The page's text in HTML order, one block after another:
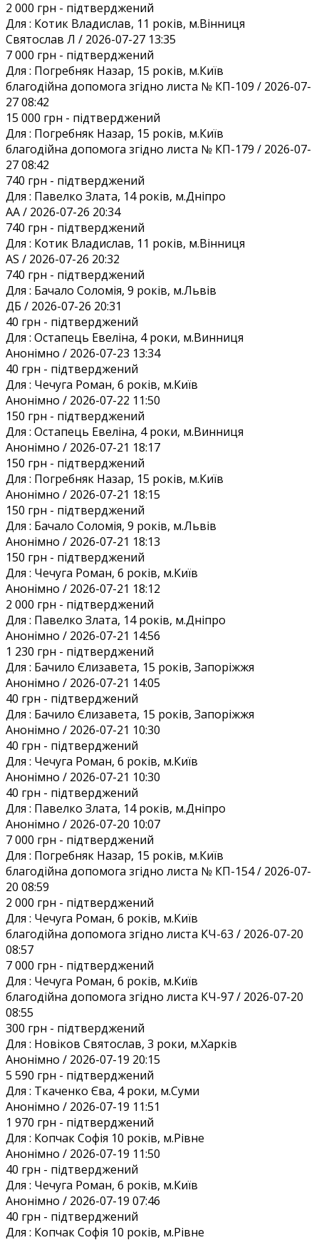
2 000 грн - підтверджений
Для : Котик Владислав, 11 років, м.Вінниця
Святослав Л / 2026-07-27 13:35
7 000 грн - підтверджений
Для : Погребняк Назар, 15 років, м.Київ
благодійна допомога згідно листа № КП-109 / 2026-07-
27 08:42
15 000 грн - підтверджений
Для : Погребняк Назар, 15 років, м.Київ
благодійна допомога згідно листа № КП-179 / 2026-07-
27 08:42
740 грн - підтверджений
Для : Павелко Злата, 14 років, м.Дніпро
AA / 2026-07-26 20:34
740 грн - підтверджений
Для : Котик Владислав, 11 років, м.Вінниця
AS / 2026-07-26 20:32
740 грн - підтверджений
Для : Бачало Соломія, 9 років, м.Львів
ДБ / 2026-07-26 20:31
40 грн - підтверджений
Для : Остапець Евеліна, 4 роки, м.Винниця
Анонiмно / 2026-07-23 13:34
40 грн - підтверджений
Для : Чечуга Роман, 6 років, м.Київ
Анонiмно / 2026-07-22 11:50
150 грн - підтверджений
Для : Остапець Евеліна, 4 роки, м.Винниця
Анонiмно / 2026-07-21 18:17
150 грн - підтверджений
Для : Погребняк Назар, 15 років, м.Київ
Анонiмно / 2026-07-21 18:15
150 грн - підтверджений
Для : Бачало Соломія, 9 років, м.Львів
Анонiмно / 2026-07-21 18:13
150 грн - підтверджений
Для : Чечуга Роман, 6 років, м.Київ
Анонiмно / 2026-07-21 18:12
2 000 грн - підтверджений
Для : Павелко Злата, 14 років, м.Дніпро
Анонiмно / 2026-07-21 14:56
1 230 грн - підтверджений
Для : Бачило Єлизавета, 15 років, Запоріжжя
Анонiмно / 2026-07-21 14:05
40 грн - підтверджений
Для : Бачило Єлизавета, 15 років, Запоріжжя
Анонiмно / 2026-07-21 10:30
40 грн - підтверджений
Для : Чечуга Роман, 6 років, м.Київ
Анонiмно / 2026-07-21 10:30
40 грн - підтверджений
Для : Павелко Злата, 14 років, м.Дніпро
Анонiмно / 2026-07-20 10:07
7 000 грн - підтверджений
Для : Погребняк Назар, 15 років, м.Київ
благодійна допомога згідно листа № КП-154 / 2026-07-
20 08:59
2 000 грн - підтверджений
Для : Чечуга Роман, 6 років, м.Київ
благодійна допомога згідно листа КЧ-63 / 2026-07-20
08:57
7 000 грн - підтверджений
Для : Чечуга Роман, 6 років, м.Київ
благодійна допомога згідно листа КЧ-97 / 2026-07-20
08:55
300 грн - підтверджений
Для : Новіков Святослав, 3 роки, м.Харків
Анонiмно / 2026-07-19 20:15
5 590 грн - підтверджений
Для : Ткаченко Єва, 4 роки, м.Суми
Анонiмно / 2026-07-19 11:51
1 970 грн - підтверджений
Для : Копчак Софія 10 років, м.Рівне
Анонiмно / 2026-07-19 11:50
40 грн - підтверджений
Для : Чечуга Роман, 6 років, м.Київ
Анонiмно / 2026-07-19 07:46
40 грн - підтверджений
Для : Копчак Софія 10 років, м.Рівне